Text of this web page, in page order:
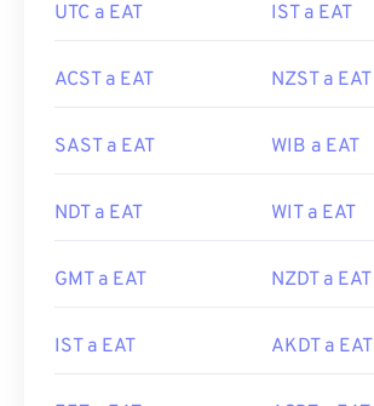
UTC a EAT IST a EAT
ACST a EAT NZST a EAT
SAST a EAT WIB a EAT
NDT a EAT WIT a EAT
GMT a EAT NZDT a EAT
IST a EAT AKDT a EAT